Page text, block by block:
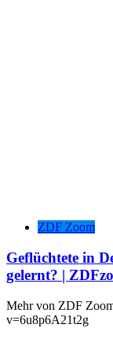
ZDF Zoom
Geflüchtete in
gelernt? |
Mehr von ZDF
v=6u8p6A21t2g